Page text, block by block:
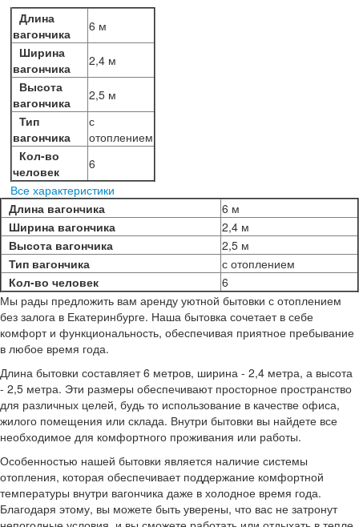
Длина
вагончика
6 м
Ширина
вагончика
2,4 м
Высота
вагончика
2,5 м
Тип
вагончика
с
отоплением
Кол-во
человек
6
Все характеристики
Длина вагончика
6 м
Ширина вагончика
2,4 м
Высота вагончика
2,5 м
Тип вагончика
с отоплением
Кол-во человек
6
Мы рады предложить вам аренду уютной бытовки с отоплением
без залога в Екатеринбурге. Наша бытовка сочетает в себе
комфорт и функциональность, обеспечивая приятное пребывание
в любое время года.
Длина бытовки составляет 6 метров, ширина - 2,4 метра, а высота
- 2,5 метра. Эти размеры обеспечивают просторное пространство
для различных целей, будь то использование в качестве офиса,
жилого помещения или склада. Внутри бытовки вы найдете все
необходимое для комфортного проживания или работы.
Особенностью нашей бытовки является наличие системы
отопления, которая обеспечивает поддержание комфортной
температуры внутри вагончика даже в холодное время года.
Благодаря этому, вы можете быть уверены, что вас не затронут